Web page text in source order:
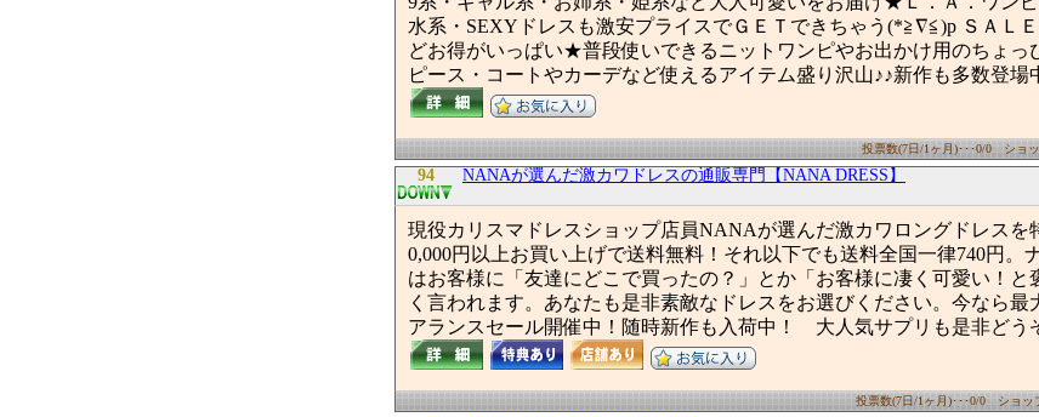
水系・SEXYドレスも激安プライスでＧＥＴできちゃう(*≧∇≦)p ＳＡＬ
どお得がいっぱい★普段使いできるニットワンピやお出かけ用のちょっ
ピース・コートやカーデなど使えるアイテム盛り沢山♪♪新作も多数登場
投票数(7日/1ヶ月)･･･0/0 ショ
94 NANAが選んだ激カワドレスの通販専門【NANA DRESS】
現役カリスマドレスショップ店員NANAが選んだ激カワロングドレスを
0,000円以上お買い上げで送料無料！それ以下でも送料全国一律740円。
はお客様に「友達にどこで買ったの？」とか「お客様に凄く可愛い！と
く言われます。あなたも是非素敵なドレスをお選びください。今なら最
アランスセール開催中！随時新作も入荷中！ 大人気サプリも是非ど
投票数(7日/1ヶ月)･･･0/0 ショッ